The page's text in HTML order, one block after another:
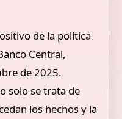
de la política
Central,
de 2025.
solo se trata de
los hechos y la